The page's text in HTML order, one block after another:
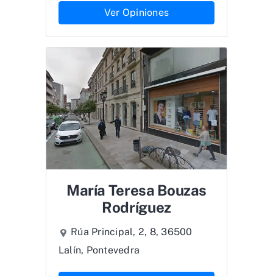
Ver Opiniones
María Teresa Bouzas
Rodríguez
Rúa Principal, 2, 8, 36500
Lalín, Pontevedra